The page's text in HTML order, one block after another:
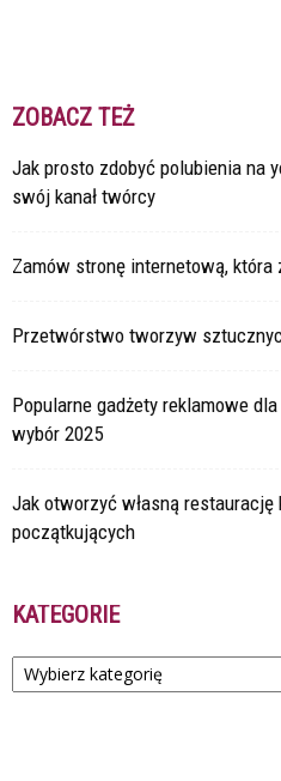
ZOBACZ TEŻ
Jak prosto zdobyć polubienia na
swój kanał twórcy
Zamów stronę internetową,
Przetwórstwo tworzyw
Popularne gadżety reklamowe
wybór 2025
Jak otworzyć własną restaurację
początkujących
KATEGORIE
Kategorie